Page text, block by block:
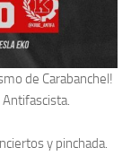
de Carabanchel!
y pinchada.